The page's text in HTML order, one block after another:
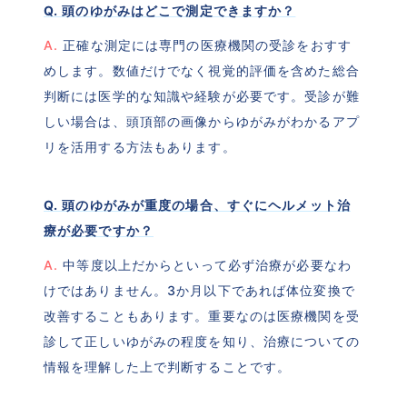
Q. 頭のゆがみはどこで測定できますか？
A. 正確な測定には専門の医療機関の受診をおすす
めします。数値だけでなく視覚的評価を含めた総合
判断には医学的な知識や経験が必要です。受診が難
しい場合は、頭頂部の画像からゆがみがわかるアプ
リを活用する方法もあります。
Q. 頭のゆがみが重度の場合、すぐにヘルメット治
療が必要ですか？
A. 中等度以上だからといって必ず治療が必要なわ
けではありません。3か月以下であれば体位変換で
改善することもあります。重要なのは医療機関を受
診して正しいゆがみの程度を知り、治療についての
情報を理解した上で判断することです。